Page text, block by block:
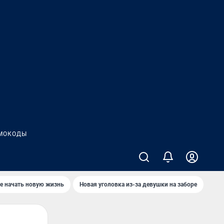
начать новую жизнь Новая уголовка из-за девушки на заборе